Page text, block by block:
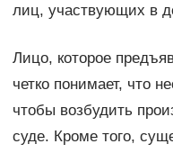
лиц, участвующих в
Лицо, которое
четко понимает, что
чтобы возбудить
суде. Кроме того,